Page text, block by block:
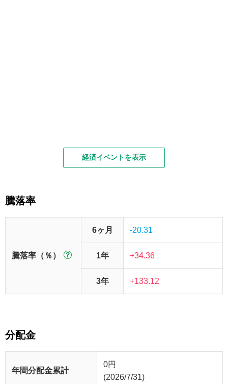
経済イベントを表示
騰落率
騰落率（％）
6ヶ月 -20.31
1年 +34.36
3年 +133.12
分配金
年間分配金累計
0円
(2026/7/31)